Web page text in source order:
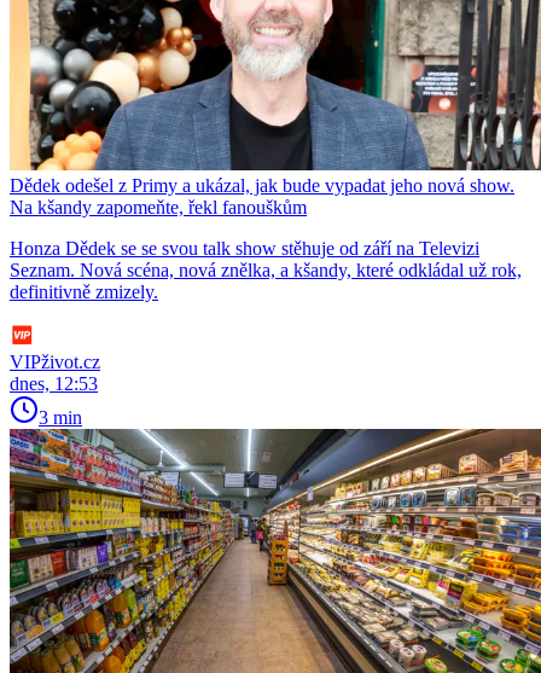
Dědek odešel z Primy a ukázal, jak bude vypadat jeho nová show.
Na kšandy zapomeňte, řekl fanouškům
Honza Dědek se se svou talk show stěhuje od září na Televizi
Seznam. Nová scéna, nová znělka, a kšandy, které odkládal už rok,
definitivně zmizely.
VIPživot.cz
dnes, 12:53
3 min